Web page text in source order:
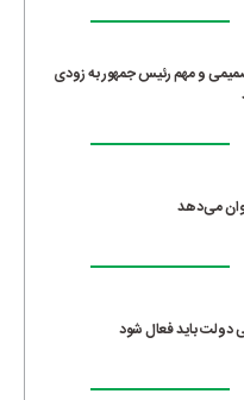
و مهم رئیس جمهور به زودی
می‌دهد
دولت باید فعال شود